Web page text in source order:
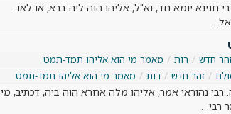
חנינא יומא חד, וא"ל, אליהו הוה ליה ברא, או לאו.
אל…
חדש רות
מאמר מי הוא אליהו תמד-תמט
זהר חדש רות מאמר מי הוא אליהו תמד-תמט
רבי נהוראי אמר, אליהו מלה אחרא הוה ביה, דכתיב, מי
רבי…